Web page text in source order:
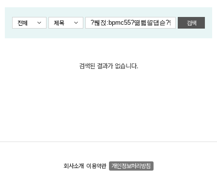
전체 제목 검색
검색된 결과가 없습니다.
회사소개 이용약관 개인정보처리방침